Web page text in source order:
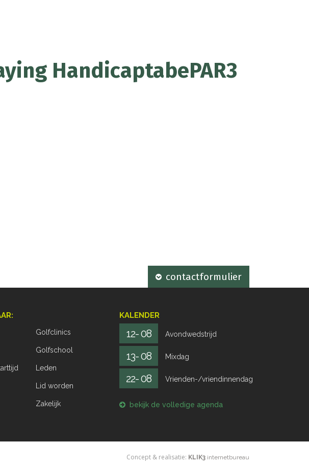
HandicaptabePAR3
contactformulier
Golfclinics
Golfschool
Leden
Lid worden
Zakelijk
KALENDER
12- 08 Avondwedstrijd
13- 08 Mixdag
22- 08 Vrienden-/vriendinnendag
bekijk de volledige agenda
Concept & realisatie: KLIK3 internetbureau